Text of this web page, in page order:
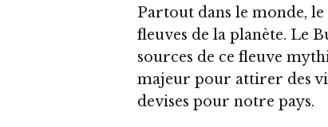
Partout dans le monde,
fleuves de la planète. Le
sources de ce fleuve
majeur pour attirer des
devises pour notre pays.